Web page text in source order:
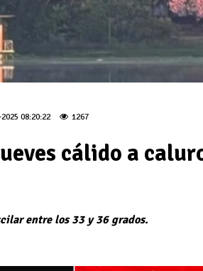
08:20:22 1267
cálido a
entre los 33 y 36 grados.